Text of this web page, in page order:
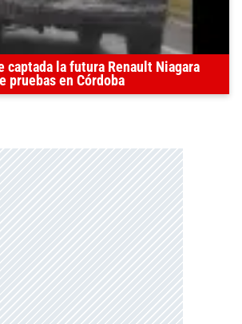
captada la futura Renault Niagara
pruebas en Córdoba